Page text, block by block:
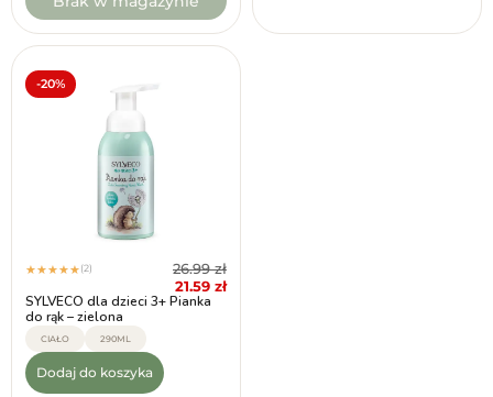
-20%
★★★★★(2) 26.99zł
21.59 zł
SYLVECO dla dzieci 3+ Pianka
do rąk – zielona
CIAŁO 290ML
Dodaj do koszyka